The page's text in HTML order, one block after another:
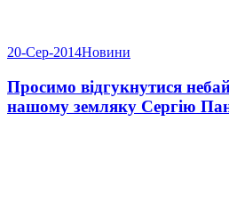
20-Сер-2014Новини
Просимо відгукнутися
нашому земляку Сергію